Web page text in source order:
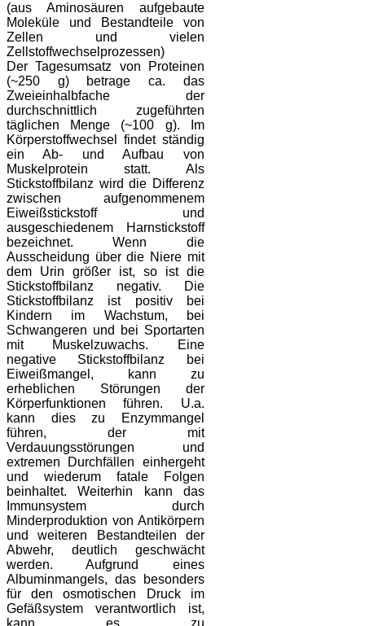
(aus Aminosäuren aufgebaute
Moleküle und Bestandteile von
Zellen und vielen
Zellstoffwechselprozessen)
Der Tagesumsatz von Proteinen
(~250 g) betrage ca. das
Zweieinhalbfache der
durchschnittlich zugeführten
täglichen Menge (~100 g). Im
Körperstoffwechsel findet ständig
ein Ab- und Aufbau von
Muskelprotein statt. Als
Stickstoffbilanz wird die Differenz
zwischen aufgenommenem
Eiweißstickstoff und
ausgeschiedenem Harnstickstoff
bezeichnet. Wenn die
Ausscheidung über die Niere mit
dem Urin größer ist, so ist die
Stickstoffbilanz negativ. Die
Stickstoffbilanz ist positiv bei
Kindern im Wachstum, bei
Schwangeren und bei Sportarten
mit Muskelzuwachs. Eine
negative Stickstoffbilanz bei
Eiweißmangel, kann zu
erheblichen Störungen der
Körperfunktionen führen. U.a.
kann dies zu Enzymmangel
führen, der mit
Verdauungsstörungen und
extremen Durchfällen einhergeht
und wiederum fatale Folgen
beinhaltet. Weiterhin kann das
Immunsystem durch
Minderproduktion von Antikörpern
und weiteren Bestandteilen der
Abwehr, deutlich geschwächt
werden. Aufgrund eines
Albuminmangels, das besonders
für den osmotischen Druck im
Gefäßsystem verantwortlich ist,
kann es zu